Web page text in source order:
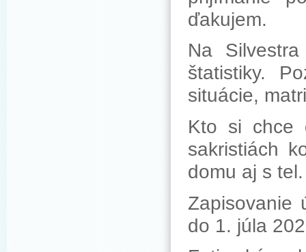
ďakujem.
Na
štatistiky.
situácie,
Kto si chce
sakristiách
domu aj s
Zapisovanie
do 1. júla